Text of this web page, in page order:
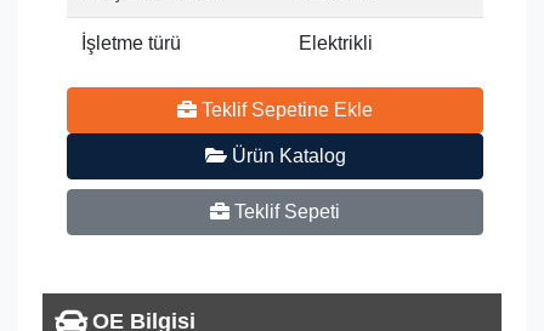
İşletme türü Elektrikli
Teklif Sepetine Ekle
Ürün Katalog
Teklif Sepeti
OE Bilgisi